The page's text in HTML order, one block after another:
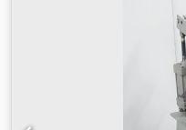
max. 3 mm Ugao
stola: 380 x 280 mm -
650 mm, nedostaje
Dimenzije (D x Š x V): 380
mm) Sopstvena težina: 90